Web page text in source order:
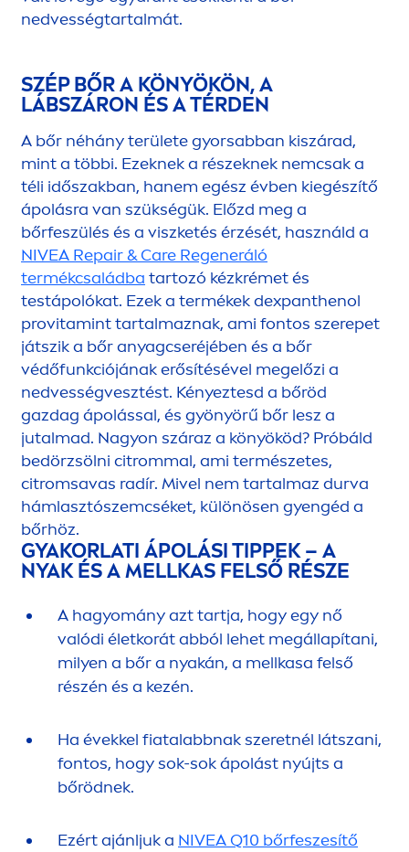
nedvességtartalmát.
SZÉP BŐR A KÖNYÖKÖN, A
LÁBSZÁRON ÉS A TÉRDEN
A bőr néhány területe gyorsabban kiszárad,
mint a többi. Ezeknek a részeknek nemcsak a
téli időszakban, hanem egész évben kiegészítő
ápolásra van szükségük. Előzd meg a
bőrfeszülés és a viszketés érzését, használd a
NIVEA Repair&Care Regeneráló
termékcsaládba tartozó kézkrémet és
testápolókat. Ezek a termékek dexpanthenol
provitamint tartalmaznak, ami fontos szerepet
játszik a bőr anyagcseréjében és a bőr
védőfunkciójának erősítésével megelőzi a
nedvességvesztést. Kényeztesd a bőröd
gazdag ápolással, és gyönyörű bőr lesz a
jutalmad. Nagyon száraz a könyököd? Próbáld
bedörzsölni citrommal, ami természetes,
citromsavas radír. Mivel nem tartalmaz durva
hámlasztószemcséket, különösen gyengéd a
bőrhöz.
GYAKORLATI ÁPOLÁSI TIPPEK – A
NYAK ÉS A MELLKAS FELSŐ RÉSZE
A hagyomány azt tartja, hogy egy nő
valódi életkorát abból lehet megállapítani,
milyen a bőr a nyakán, a mellkasa felső
részén és a kezén.
Ha évekkel fiatalabbnak szeretnél látszani,
fontos, hogy sok-sok ápolást nyújts a
bőrödnek.
Ezért ajánljuk a NIVEAQ10 bőrfeszesítő